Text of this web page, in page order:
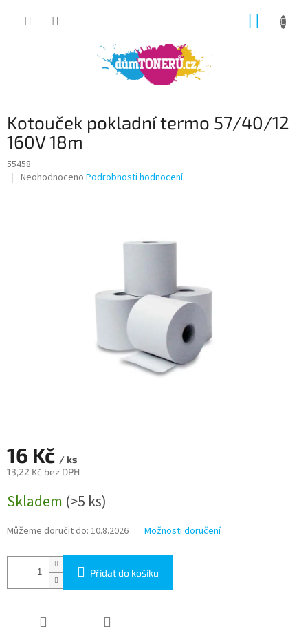
Kotouček pokladní termo 57/40/12
160V 18m
55458
Průměrné
Neohodnoceno Podrobnosti hodnocení
16 Kč / ks
13,22 Kč bez DPH
cena:
Skladem (>5 ks)
Můžeme doručit do: 10.8.2026 Možnosti doručení
Přidat do košíku